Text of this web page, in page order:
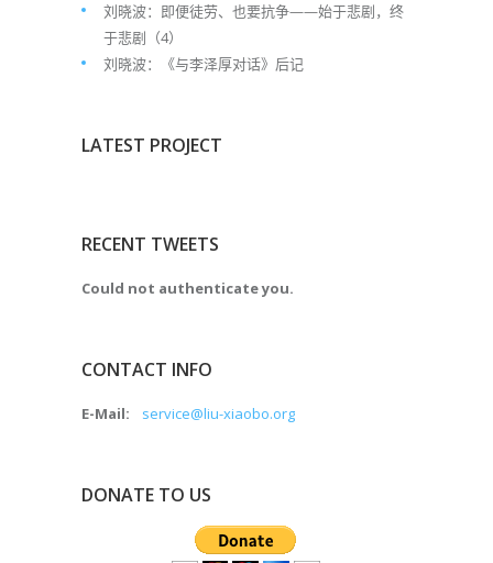
刘晓波：即便徒劳、也要抗争——始于悲剧，终
于悲剧（4）
刘晓波：《与李泽厚对话》后记
LATEST PROJECT
RECENT TWEETS
Could not authenticate you.
CONTACT INFO
E-Mail: service@liu-xiaobo.org
DONATE TO US